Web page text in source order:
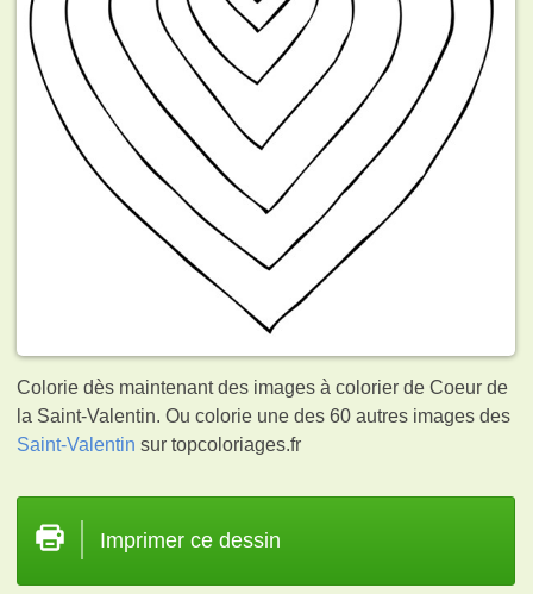
Colorie dès maintenant des images à colorier de Coeur de
la Saint-Valentin. Ou colorie une des 60 autres images des
Saint-Valentin sur topcoloriages.fr
Imprimer ce dessin